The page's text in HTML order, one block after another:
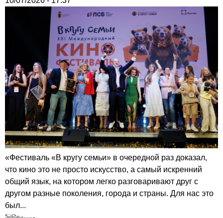
«Фестиваль «В кругу семьи» в очередной раз доказал,
что кино это не просто искусство, а самый искренний
общий язык, на котором легко разговаривают друг с
другом разные поколения, города и страны. Для нас это
был...